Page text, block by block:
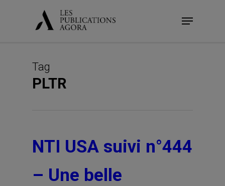
Menu
Tag
PLTR
NTI USA suivi n°444
– Une belle